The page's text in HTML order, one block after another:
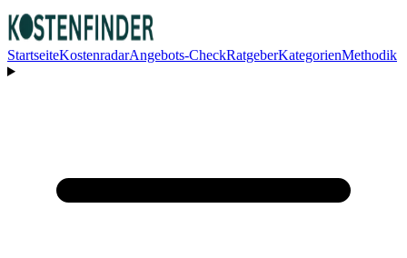
StartseiteKostenradarAngebots-CheckRatgeberKategorienMethodik